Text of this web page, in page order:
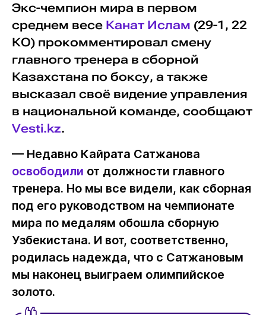
Экс-чемпион мира в первом
среднем весе Канат Ислам (29-1, 22
КО) прокомментировал смену
главного тренера в сборной
Казахстана по боксу, а также
высказал своё видение управления
в национальной команде, сообщают
Vesti.kz.
— Недавно Кайрата Сатжанова
освободили от должности главного
тренера. Но мы все видели, как сборная
под его руководством на чемпионате
мира по медалям обошла сборную
Узбекистана. И вот, соответственно,
родилась надежда, что с Сатжановым
мы наконец выиграем олимпийское
золото.